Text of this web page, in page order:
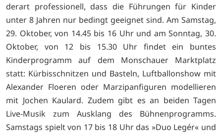
derart professionell, dass die Führungen für Kinder
unter 8 Jahren nur bedingt geeignet sind. Am Samstag,
29. Oktober, von 14.45 bis 16 Uhr und am Sonntag, 30.
Oktober, von 12 bis 15.30 Uhr findet ein buntes
Kinderprogramm auf dem Monschauer Marktplatz
statt: Kürbisschnitzen und Basteln, Luftballonshow mit
Alexander Floeren oder Marzipanfiguren modellieren
mit Jochen Kaulard. Zudem gibt es an beiden Tagen
Live-Musik zum Ausklang des Bühnenprogramms.
Samstags spielt von 17 bis 18 Uhr das »Duo Legér« und